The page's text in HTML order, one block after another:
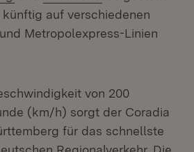
auf verschiedenen
Metropolexpress-Linien
von 200
(km/h) sorgt der Coradia
für das schnellste